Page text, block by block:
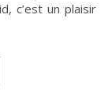
c’est un plaisir